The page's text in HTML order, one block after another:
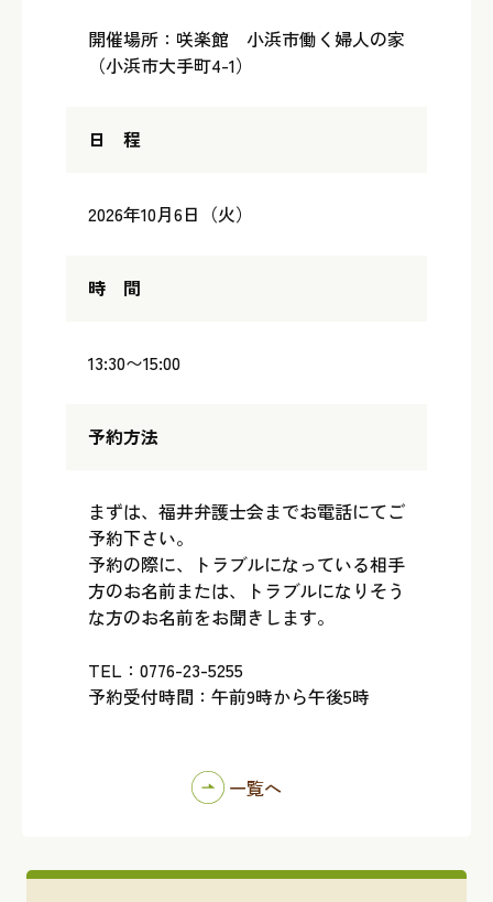
開催場所：咲楽館 小浜市働く婦人の家
（小浜市大手町4-1）
日 程
2026年10月6日（火）
時 間
13:30〜15:00
予約方法
まずは、福井弁護士会までお電話にてご
予約下さい。
予約の際に、トラブルになっている相手
方のお名前または、トラブルになりそう
な方のお名前をお聞きします。
TEL：0776-23-5255
予約受付時間：午前9時から午後5時
一覧へ